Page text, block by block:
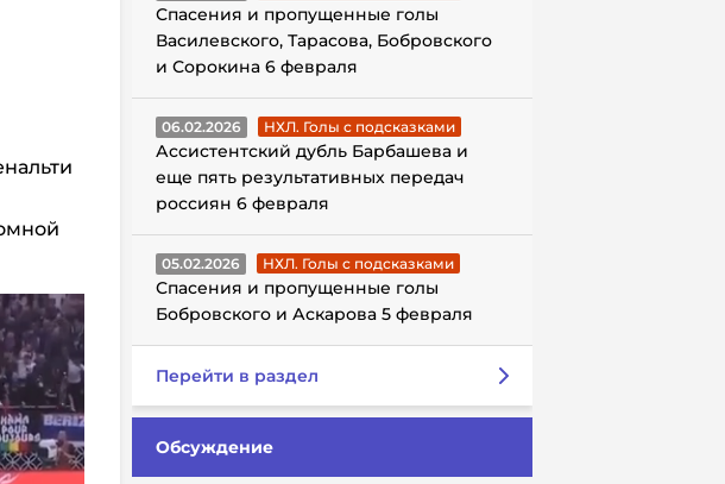
Спасения и пропущенные голы
Василевского, Тарасова, Бобровского
и Сорокина 6 февраля
06.02.2026 НХЛ. Голы с подсказками
Ассистентский дубль Барбашева и
еще пять результативных передач
россиян 6 февраля
05.02.2026 НХЛ. Голы с подсказками
Спасения и пропущенные голы
Бобровского и Аскарова 5 февраля
Перейти в раздел
Обсуждение